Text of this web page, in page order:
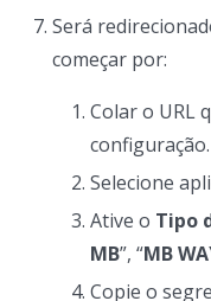
Será
começar por:
Colar o URL
configuração.
Selecione
Ative o Tipo
MB”, “MB
Copie o